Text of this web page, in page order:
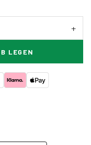
LEGEN